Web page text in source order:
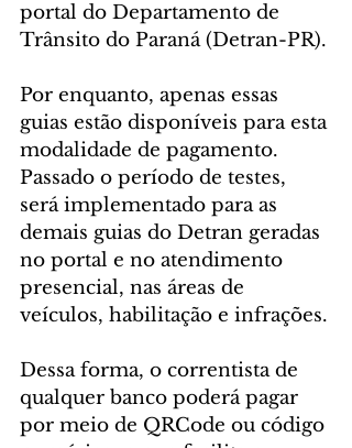
portal do Departamento de
Trânsito do Paraná (Detran-PR).
Por enquanto, apenas essas
guias estão disponíveis para esta
modalidade de pagamento.
Passado o período de testes,
será implementado para as
demais guias do Detran geradas
no portal e no atendimento
presencial, nas áreas de
veículos, habilitação e infrações.
Dessa forma, o correntista de
qualquer banco poderá pagar
por meio de QRCode ou código